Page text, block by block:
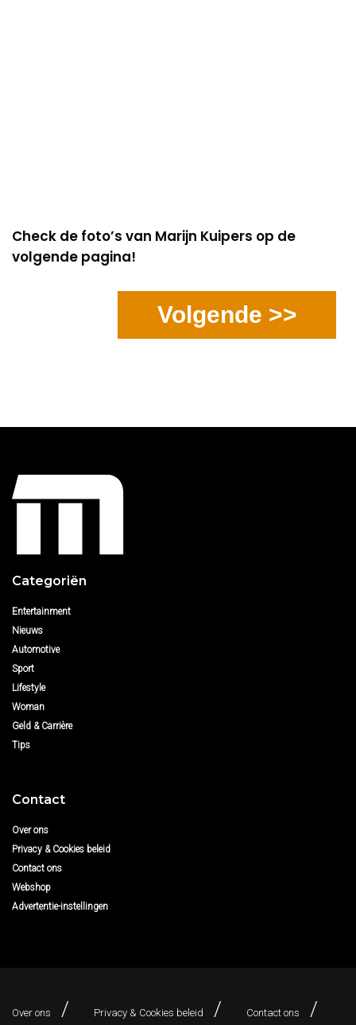
Check de foto’s van Marijn Kuipers op de
volgende pagina!
Volgende >>
Categoriën
Entertainment
Nieuws
Automotive
Sport
Lifestyle
Woman
Geld & Carrière
Tips
Contact
Over ons
Privacy & Cookies beleid
Contact ons
Webshop
Advertentie-instellingen
Over ons Privacy & Cookies beleid Contact ons